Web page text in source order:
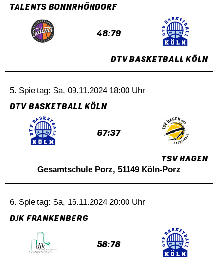
TALENTS BONNRHÖNDORF
48:79
DTV BASKETBALL KÖLN
5. Spieltag: Sa, 09.11.2024 18:00 Uhr
DTV BASKETBALL KÖLN
67:37
TSV HAGEN
Gesamtschule Porz, 51149 Köln-Porz
6. Spieltag: Sa, 16.11.2024 20:00 Uhr
DJK FRANKENBERG
58:78